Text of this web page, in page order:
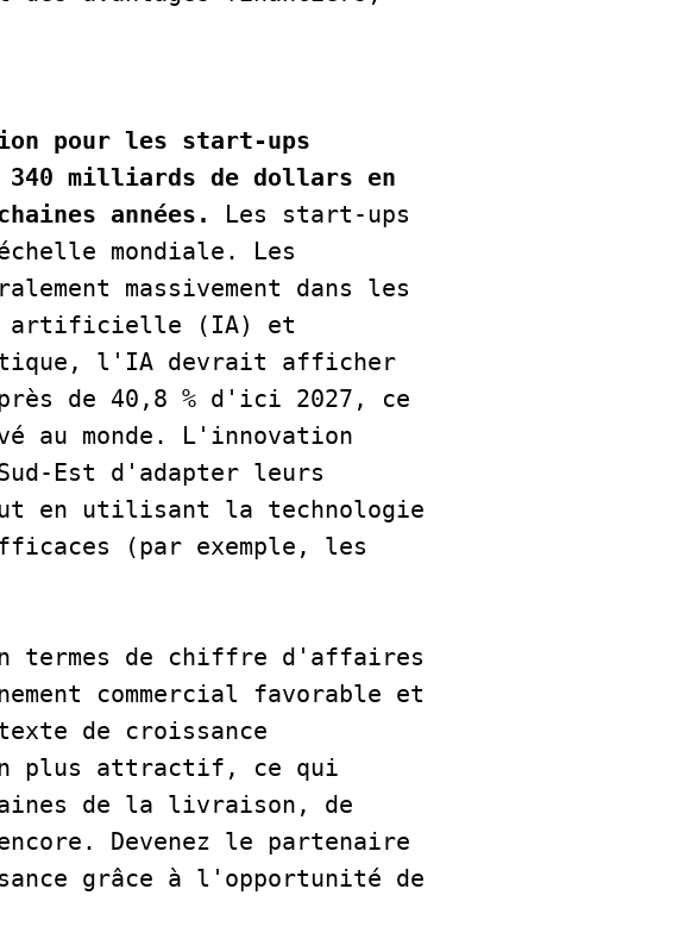
pour les start-ups
340 milliards de dollars en
années.
Les start-ups
mondiale. Les
massivement dans les
artificielle (IA) et
l'IA devrait afficher
près de 40,8 % d'ici 2027, ce
au monde. L'innovation
Est d'adapter leurs
en utilisant la technologie
(par exemple, les
termes de chiffre d'affaires
commercial favorable et
de croissance
plus attractif, ce qui
de la livraison, de
Devenez le partenaire
grâce à l'opportunité de